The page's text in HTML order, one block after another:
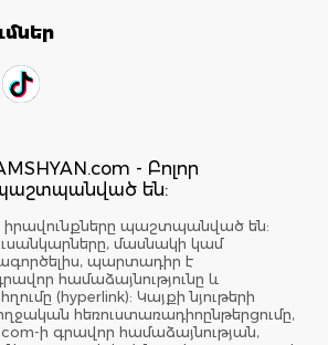
- Բոլոր
են:
իրավունքները պաշտպանված են:
մասնակի կամ
պարտադիր է
համաձայնությունը և
(hyperlink): Կայքի նյութերի
հեռուստառադիոընթերցումը,
ի գրավոր համաձայնության,